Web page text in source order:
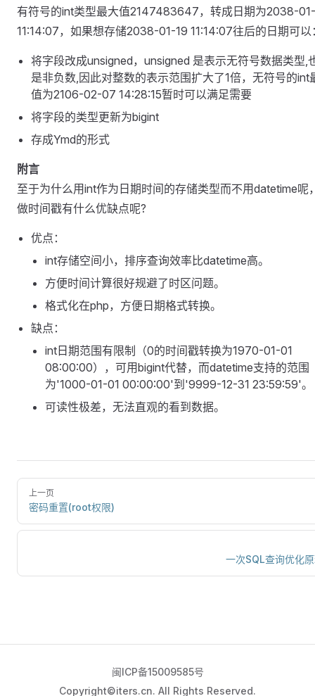
有符号的int类型最大值2147483647，转成日期为2038-
11:14:07，如果想存储2038-01-19 11:14:07往后的日期可以
将字段改成unsigned，unsigned 是表示无符号数据类型,
是非负数,因此对整数的表示范围扩大了1倍，无符号的int
值为2106-02-07 14:28:15暂时可以满足需要
将字段的类型更新为bigint
存成Ymd的形式
附言
至于为什么用int作为日期时间的存储类型而不用datetime呢
做时间戳有什么优缺点呢?
优点：
int存储空间小，排序查询效率比datetime高。
方便时间计算很好规避了时区问题。
格式化在php，方便日期格式转换。
缺点：
int日期范围有限制（0的时间戳转换为1970-01-01
08:00:00），可用bigint代替，而datetime支持的范围
为'1000-01-01 00:00:00'到'9999-12-31 23:59:59'。
可读性极差，无法直观的看到数据。
上一页
密码重置(root权限)
一次SQL查询优化
闽ICP备15009585号
Copyright©iters.cn. All Rights Reserved.